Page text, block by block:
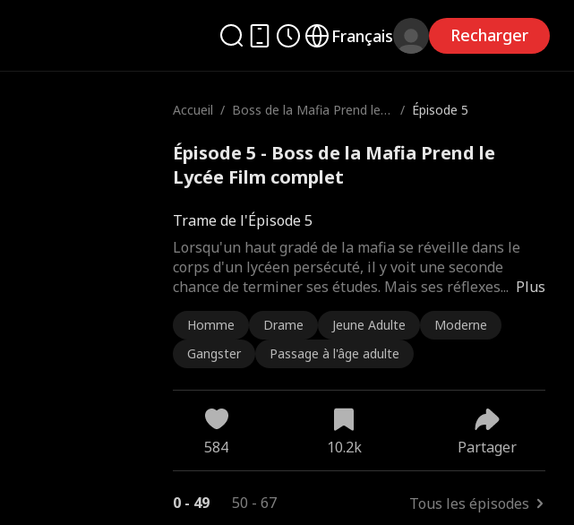
Français Recharger
Accueil / Boss de la Mafia Prend le L
/ Épisode 5
Épisode 5 - Boss de la Mafia Prend le
Lycée Film complet
Trame de l'Épisode 5
Plus
Lorsqu'un haut gradé de la mafia se réveille dans le
corps d'un lycéen persécuté, il y voit une seconde
chance de terminer ses études. Mais ses réflexes...
Homme Drame Jeune Adulte
Moderne
Gangster
Passage à l'âge adulte
584 10.2k Partager
0 - 49 50 - 67 Tous les épisodes